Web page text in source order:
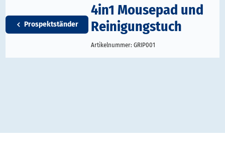
Prospektständer
4in1 Mousepad und
Reinigungstuch
Artikelnummer: GRIP001